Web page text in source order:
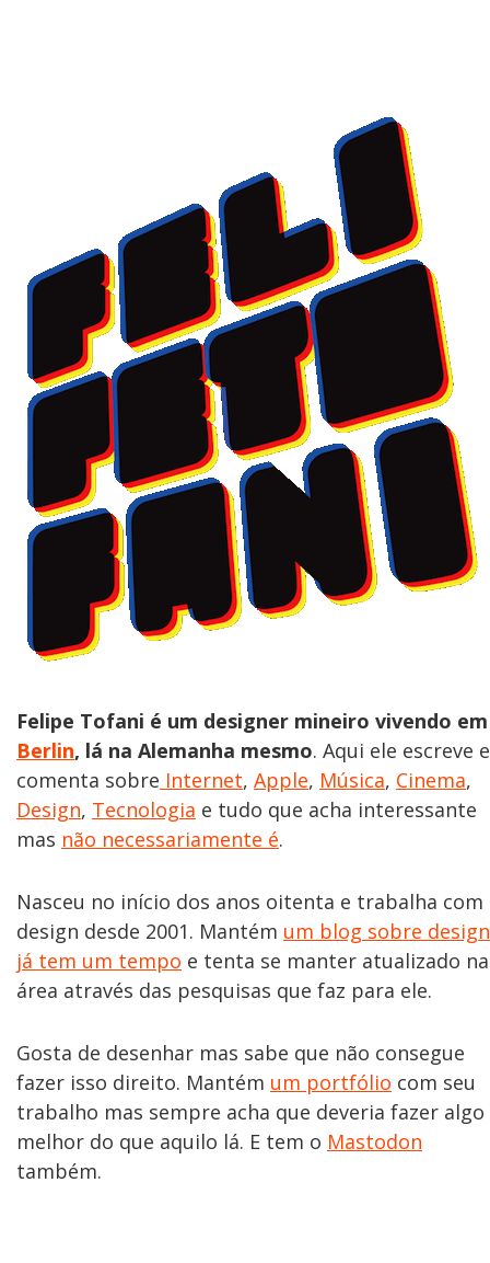
Felipe Tofani é um designer mineiro vivendo em
Berlin, lá na Alemanha mesmo. Aqui ele escreve e
comenta sobre Internet, Apple, Música, Cinema,
Design, Tecnologia e tudo que acha interessante
mas não necessariamente é.
Nasceu no início dos anos oitenta e trabalha com
design desde 2001. Mantém um blog sobre design
já tem um tempo e tenta se manter atualizado na
área através das pesquisas que faz para ele.
Gosta de desenhar mas sabe que não consegue
fazer isso direito. Mantém um portfólio com seu
trabalho mas sempre acha que deveria fazer algo
melhor do que aquilo lá. E tem o Mastodon
também.